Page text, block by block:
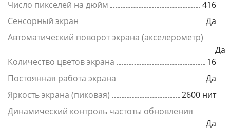
Число пикселей на дюйм
416
Сенсорный экран
Да
Автоматический поворот экрана (акселерометр)
Да
Количество цветов экрана
16
Постоянная работа экрана
Да
Яркость экрана (пиковая)
2600 нит
Динамический контроль частоты обновления
Да